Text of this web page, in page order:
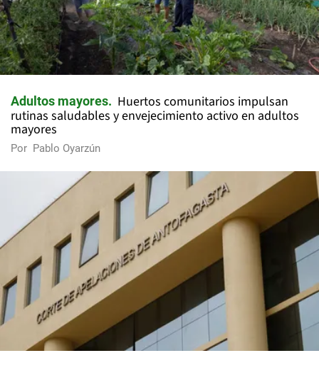
Adultos mayores
Huertos comunitarios impulsan
rutinas saludables y envejecimiento activo en adultos
mayores
Por Pablo Oyarzún